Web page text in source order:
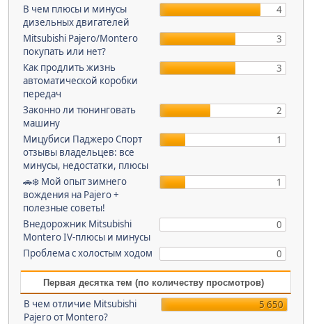
В чем плюсы и минусы
дизельных двигателей
4
Mitsubishi Pajero/Montero
покупать или нет?
3
Как продлить жизнь
автоматической коробки
передач
3
Законно ли тюнинговать
машину
2
Мицубиси Паджеро Спорт
отзывы владельцев: все
минусы, недостатки, плюсы
1
🚗❄️ Мой опыт зимнего
вождения на Pajero +
полезные советы!
1
Внедорожник Mitsubishi
Montero IV-плюсы и минусы
0
Проблема c холостым ходом 0
Первая десятка тем (по количеству просмотров)
В чем отличие Mitsubishi
Pajero от Montero?
5 650